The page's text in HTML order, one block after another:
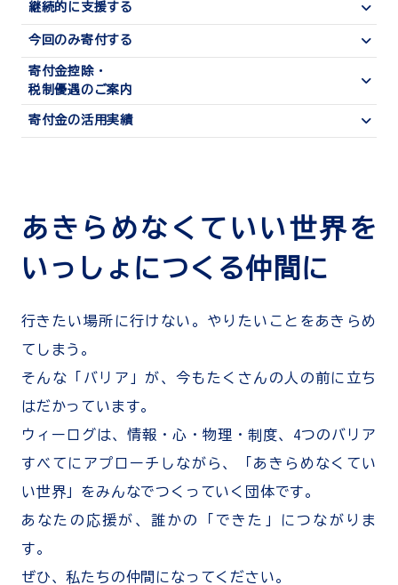
あきらめなくていい世界を
いっしょにつくる仲間に
行きたい場所に行けない。やりたいことをあきらめ
てしまう。
そんな「バリア」が、今もたくさんの人の前に立ち
はだかっています。
ウィーログは、情報・心・物理・制度、4つのバリア
すべてにアプローチしながら、
「あきらめなくてい
い世界」をみんなでつくっていく団体です。
あなたの応援が、誰かの「できた」につながりま
す。
ぜひ、私たちの仲間になってください。
継続的に支援する
今回のみ寄付する
寄付金控除・
税制優遇のご案内
寄付金の活用実績